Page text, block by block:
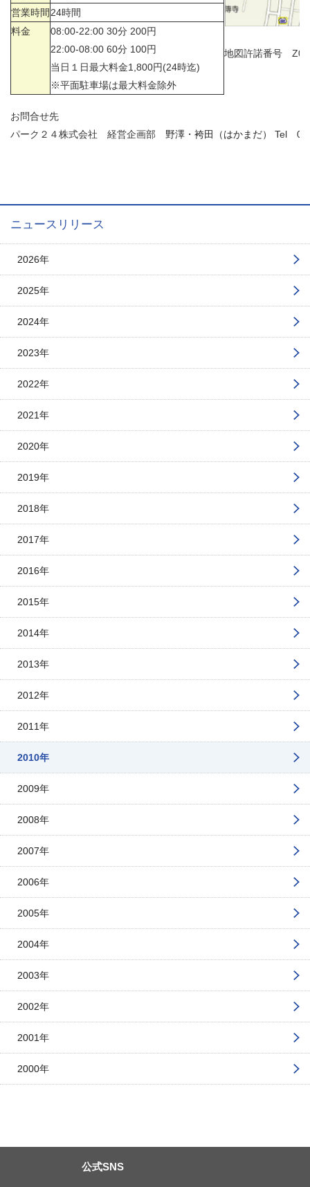
営業時間 24時間
料金
08:00-22:00 30分 200円
22:00-08:00 60分 100円
当日１日最大料金1,800円(24時迄)
※平面駐車場は最大料金除外
地図許諾番号
お問合せ先
パーク２４株式会社 経営企画部 野澤・袴田（はかまだ） Tel
ニュースリリース
2026年
2025年
2024年
2023年
2022年
2021年
2020年
2019年
2018年
2017年
2016年
2015年
2014年
2013年
2012年
2011年
2010年
2009年
2008年
2007年
2006年
2005年
2004年
2003年
2002年
2001年
2000年
公式SNS